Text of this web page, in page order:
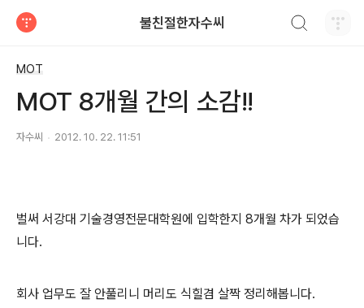
불친절한자수씨
MOT
MOT 8개월 간의 소감!!
자수씨 2012. 10. 22. 11:51
벌써 서강대 기술경영전문대학원에 입학한지 8개월 차가 되었습
니다.
회사 업무도 잘 안풀리니 머리도 식힐겸 살짝 정리해봅니다.